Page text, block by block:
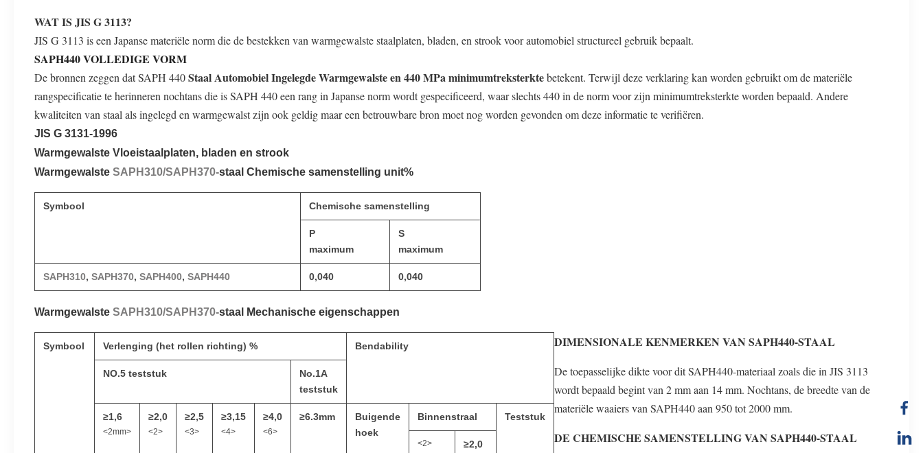
WAT IS JIS G 3113?
JIS G 3113 is een Japanse materiële norm die de bestekken van warmgewalste staalplaten, bladen, en strook voor automobiel structureel gebruik bepaalt.
SAPH440 VOLLEDIGE VORM
De bronnen zeggen dat SAPH 440Staal Automobiel Ingelegde Warmgewalste en 440 MPa minimumtreksterktebetekent. Terwijl deze verklaring kan worden gebruikt om de materiële
rangspecificatie te herinneren nochtans die is SAPH 440 een rang in Japanse norm wordt gespecificeerd, waar slechts 440 in de norm voor zijn minimumtreksterkte worden bepaald. Andere
kwaliteiten van staal als ingelegd en warmgewalst zijn ook geldig maar een betrouwbare bron moet nog worden gevonden om deze informatie te verifiëren.
JIS G 3131-1996
Warmgewalste Vloeistaalplaten, bladen en strook
Warmgewalste SAPH310/SAPH370-staal Chemische samenstelling unit%
Symbool Chemische samenstelling
P
maximum
S
maximum
SAPH310, SAPH370, SAPH400, SAPH440 0,040 0,040
Warmgewalste SAPH310/SAPH370-staal Mechanische eigenschappen
Symbool Verlenging (het rollen richting) % Bendability
NO.5 teststuk
No.1A
teststuk
≥1,6
<2mm>
≥2,0
<2>
≥2,5
<3>
≥3,15
<4>
≥4,0
<6>
≥6.3mm
Buigende
hoek
Binnenstraal Teststuk
<2>
≥2,0
DIMENSIONALE KENMERKEN VAN SAPH440-STAAL
De toepasselijke dikte voor dit SAPH440-materiaal zoals die in JIS 3113
wordt bepaald begint van 2 mm aan 14 mm. Nochtans, de breedte van de
materiële waaiers van SAPH440 aan 950 tot 2000 mm.
DE CHEMISCHE SAMENSTELLING VAN SAPH440-STAAL